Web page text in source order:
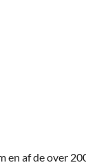
en af de over